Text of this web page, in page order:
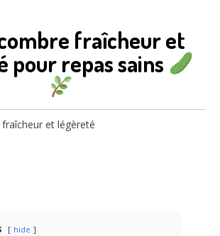
fraîcheur et
pour repas sains
hide